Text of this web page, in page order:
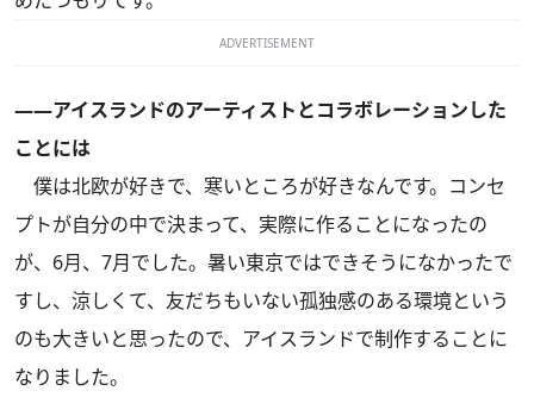
ADVERTISEMENT
――アイスランドのアーティストとコラボレーションした
ことには
僕は北欧が好きで、寒いところが好きなんです。コンセ
プトが自分の中で決まって、実際に作ることになったの
が、6月、7月でした。暑い東京ではできそうになかったで
すし、涼しくて、友だちもいない孤独感のある環境という
のも大きいと思ったので、アイスランドで制作することに
なりました。